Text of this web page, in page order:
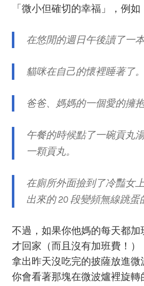
「微小但確切的幸福」，例如
在悠閒的週日午後讀了一本
貓咪在自己的懷裡睡著了。
爸爸、媽媽的一個愛的擁抱
午餐的時候點了一碗貢丸
一顆貢丸。
在廁所外面撿到了冷豔女
出來的 20 段變頻無線跳蛋
不過，如果你他媽的每天都
才回家（而且沒有加班費！）
拿出昨天沒吃完的披薩放進微
你會看著那塊在微波爐裡旋轉